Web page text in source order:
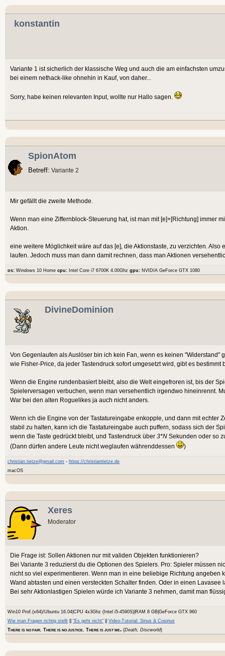
konstantin
Variante 1 ist sicherlich der klassische Weg und auch die am einfachsten
bei einem nethack-like ohnehin in Kauf, von daher...
Sorry, habe keinen relevanten Input, wollte nur Hallo sagen.
SpionAtom
Betreff: Variante 2
Mir gefällt die zweite Methode.
Wenn man eine Ziffernblock-Steuerung hat, ist man mit [e]+[Richtung] immer
Aktion.
eine weitere Möglichkeit wäre auf das [e], die Aktionstaste, zu verzichten.
laufen. Jedoch muss man dann damit rechnen, dass man Aktionen
os: Windows 10 Home cpu: Intel Core i7 6700K 4.00Ghz gpu: NVIDIA GeForce GTX 1080
DivineDominion
Von Gegenlaufen als Auslöser bin ich kein Fan, wenn es keinen "Widerstand"
wie Fisher-Price, da jeder Tastendruck sofort umgesetzt wird, gibt es bestimmt
Wenn die Engine rundenbasiert bleibt, also die Welt eingefroren ist, bis der
Spielerversagen verbuchen, wenn man versehentlich irgendwo hineinrennt.
War bei den alten Roguelikes ja auch nicht anders.
Wenn ich die Engine von der Tastatureingabe enkopple, und dann mit echter
stabil zu halten, kann ich die Tastatureingabe auch puffern, sodass sich der
wenn die Taste gedrückt bleibt, und Tastendruck über 3*N Sekunden oder so
(Dann dürfen andere Leute nicht weglaufen währenddessen
)
christian.tietze@gmail.com - https://christiantietze.de
macOS
Xeres
Moderator
Die Frage ist: Sollen Aktionen nur mit validen Objekten funktionieren?
Bei Variante 3 reduzierst du die Optionen des Spielers. Pro: Spieler müssen
nicht so viel experimentieren. Wenn man in eine beliebige Richtung angeben
Wand abtasten und einen versteckten Schalter finden. Oder in einen Lavasee
Bei sehr Aktionlastigen Spielen würde ich Variante 3 nehmen, damit man
Win10 Prof.(x64)/Ubuntu 16.04|CPU 4x3Ghz (Intel i5-4590S)|RAM 8 GB|GeForce GTX 960
Wie man Fragen richtig stellt
"Es geht nicht"
Video-Tutorial: Sinus & Cosinus
THERE IS NO FAIR . THERE IS NO JUSTICE . THERE IS JUST ME (Death, Discworld)